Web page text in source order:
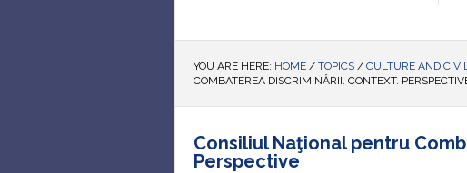
YOU ARE HERE: HOME / TOPICS / CULTURE AND
COMBATEREA DISCRIMINĂRII. CONTEXT.
Consiliul Naţional pentru
Perspective